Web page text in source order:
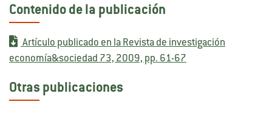
Contenido de la publicación
Artículo publicado en la Revista de investigación
economía&sociedad 73, 2009, pp. 61-67
Otras publicaciones